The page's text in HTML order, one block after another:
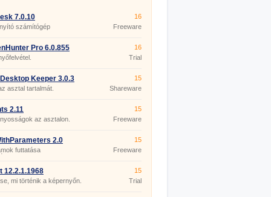
7.0.10
számítógép
16
Freeware
Pro 6.0.855
16
Trial
Keeper 3.0.3
asztal tartalmát.
15
Shareware
2.11
az asztalon.
15
Freeware
2.0
futtatása
15
Freeware
12.2.1.1968
mi történik a képernyőn.
15
Trial